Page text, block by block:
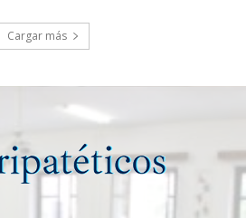
Cargar más